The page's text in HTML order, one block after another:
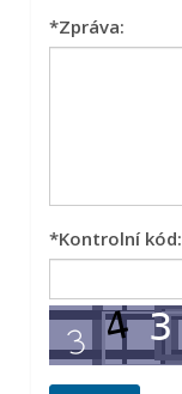
*Zpráva:
*Kontrolní kód: